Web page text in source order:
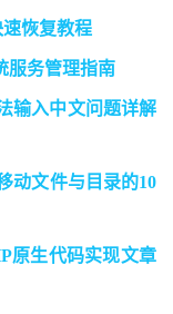
恢复教程
服务管理指南
输入中文问题详解
动文件与目录的10
原生代码实现文章